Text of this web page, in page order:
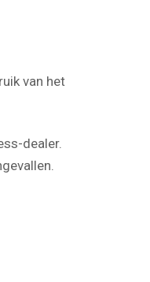
van het
dealer.